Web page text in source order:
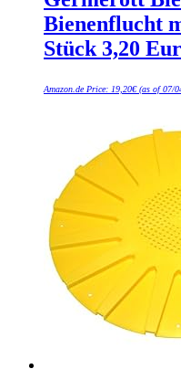
Bienenflucht
Stück 3,20
Amazon.de Price: 19,20€(as of 07/